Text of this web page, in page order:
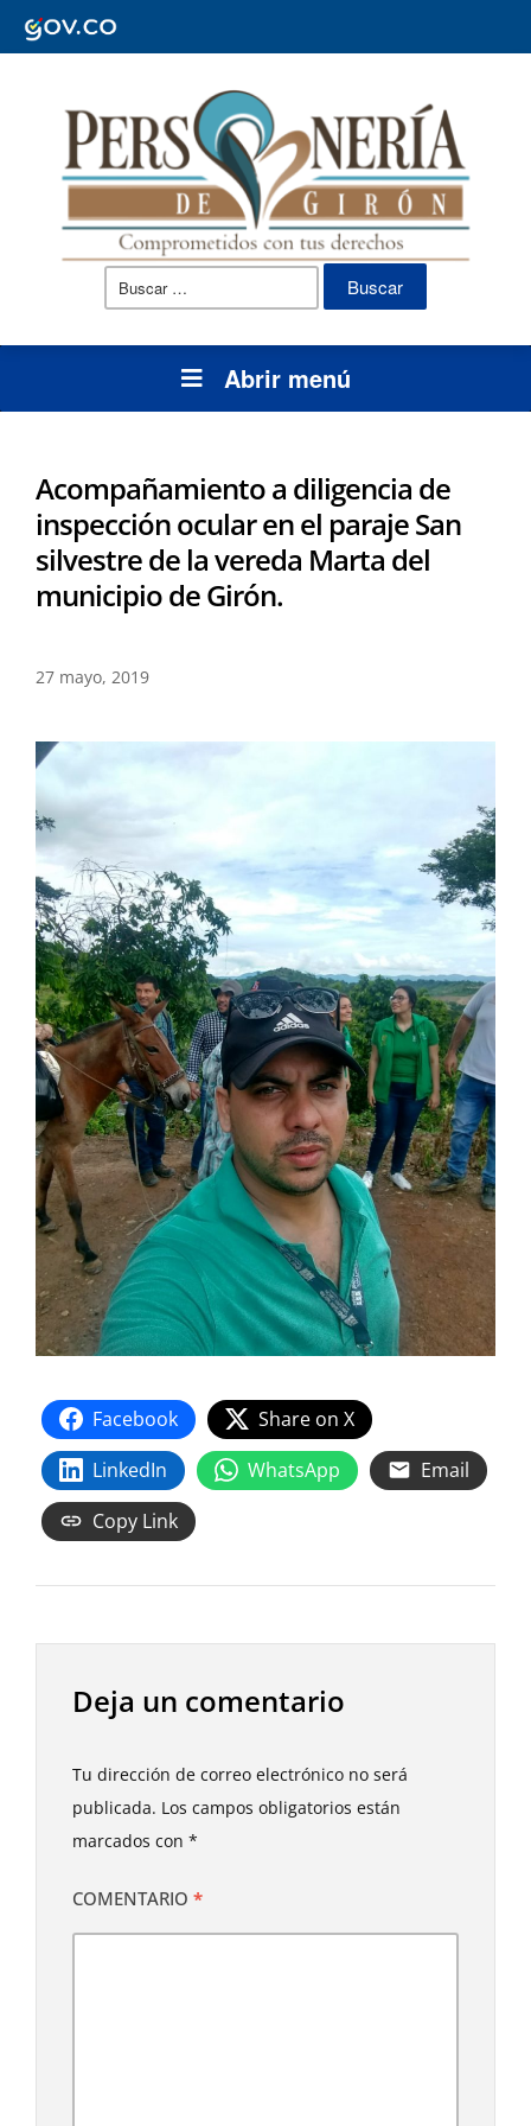
Buscar:
Abrir menú
Acompañamiento a diligencia de
inspección ocular en el paraje San
silvestre de la vereda Marta del
municipio de Girón.
27 mayo, 2019
Facebook
Share on X
LinkedIn
WhatsApp
Email
Copy Link
Deja un comentario
Tu dirección de correo electrónico no será
publicada. Los campos obligatorios están
marcados con *
COMENTARIO *